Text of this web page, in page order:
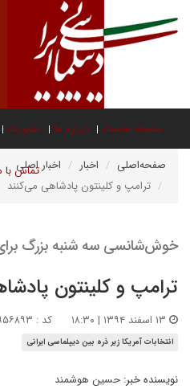
صفحه نخست درباره ما عضویت
تماس با صفحه‌اصلی اخبار
اخبار اصلی
ترامپ و کلینتون پادشاهی می‌کنند
خوش‌شانسی سه شنبه بزرگ
ترامپ و کلینتون
کد : ۱۹۵۶۸۹۳
انتخابات آمریکا زیر ذره بین دیپلماسی ایرانی
نویسنده خبر: حسین هوشمند